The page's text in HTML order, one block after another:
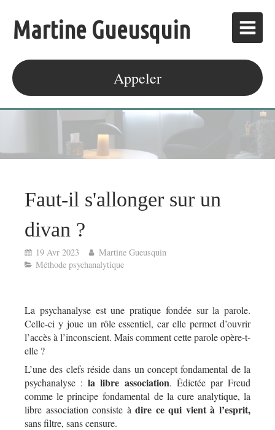
Martine Gueusquin
Appeler
Faut-il s'allonger sur un
divan ?
19 Avr 2023
Martine Gueusquin
Méthode psychanalytique
La psychanalyse est une pratique fondée sur la parole.
Celle-ci y joue un rôle essentiel, car elle permet d’ouvrir
l’accès à l’inconscient. Mais comment cette parole opère-t-
elle ?
L’une des clefs réside dans un concept fondamental de la
psychanalyse :la libre association. Édictée par Freud
comme le principe fondamental de la cure analytique, la
libre association consiste àdire ce qui vient à l’esprit,
sans filtre, sans censure.